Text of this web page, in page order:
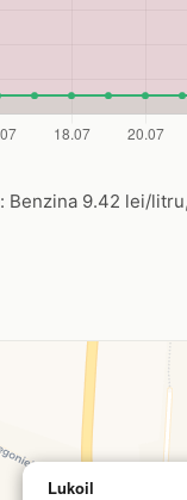
Benzina 9.42 lei/
Lukoil